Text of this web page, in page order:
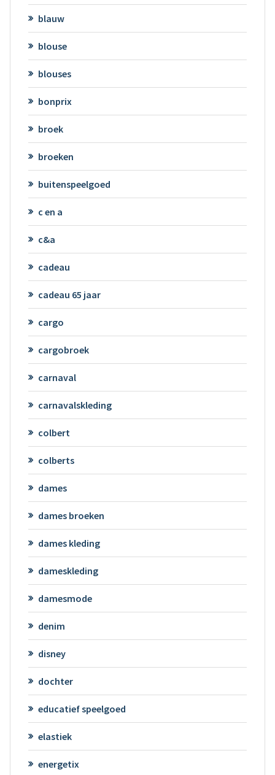
blauw
blouse
blouses
bonprix
broek
broeken
buitenspeelgoed
c en a
c&a
cadeau
cadeau 65 jaar
cargo
cargobroek
carnaval
carnavalskleding
colbert
colberts
dames
dames broeken
dames kleding
dameskleding
damesmode
denim
disney
dochter
educatief speelgoed
elastiek
energetix